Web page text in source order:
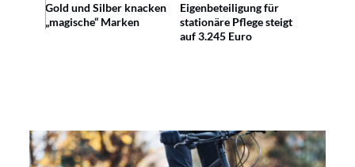
Gold und Silber knacken
„magische“ Marken
Eigenbeteiligung für
stationäre Pflege steigt
auf 3.245 Euro